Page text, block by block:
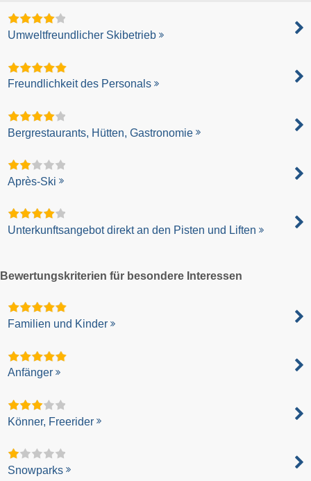
Umweltfreundlicher Skibetrieb
Freundlichkeit des Personals
Bergrestaurants, Hütten, Gastronomie
Après-Ski
Unterkunftsangebot direkt an den Pisten und Liften
Bewertungskriterien für besondere Interessen
Familien und Kinder
Anfänger
Könner, Freerider
Snowparks